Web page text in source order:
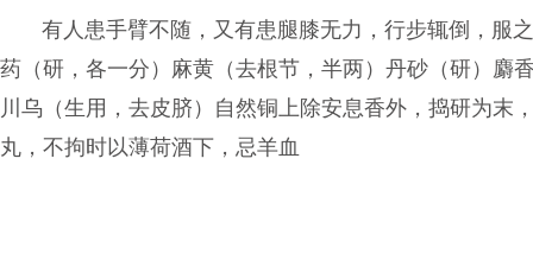
有人患手臂不随，又有患腿膝无力，行步辄倒，服
药（研，各一分）麻黄（去根节，半两）丹砂（研）麝
川乌（生用，去皮脐）自然铜上除安息香外，捣研为末
丸，不拘时以薄荷酒下，忌羊血